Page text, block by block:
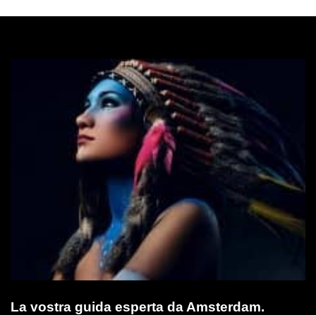
La vostra guida esperta da Amsterdam.